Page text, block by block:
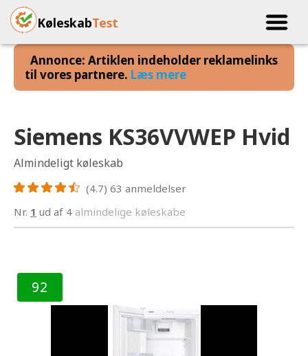
KøleskabTest
Annonce: Artiklen indeholder reklamelinks
til vores partnere. Læs mere
Siemens KS36VVWEP Hvid
Almindeligt køleskab
(4.7) 63 anmeldelser
Nr. 1 ud af 4 almindelige køleskabe
92